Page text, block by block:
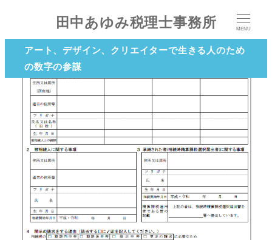
田中あゆみ税理士事務所 MENU
アート、デザイン、クリエイターで生きる人のため
の数字の参謀